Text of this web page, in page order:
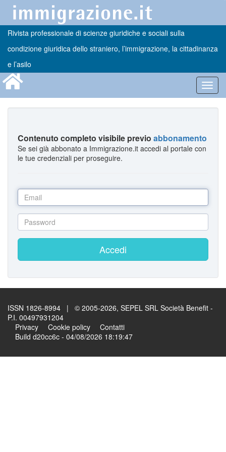
Rivista professionale di scienze giuridiche e sociali sulla
condizione giuridica dello straniero, l’immigrazione, la cittadinanza
e l’asilo
Contenuto completo visibile previo abbonamento
Se sei già abbonato a Immigrazione.it accedi al portale con
le tue credenziali per proseguire.
Accedi
ISSN 1826-8994 | © 2005-2026, SEPEL SRL Società Benefit -
P.I. 00497931204
Privacy
Cookie policy
Contatti
Build d20cc6c - 04/08/2026 18:19:47